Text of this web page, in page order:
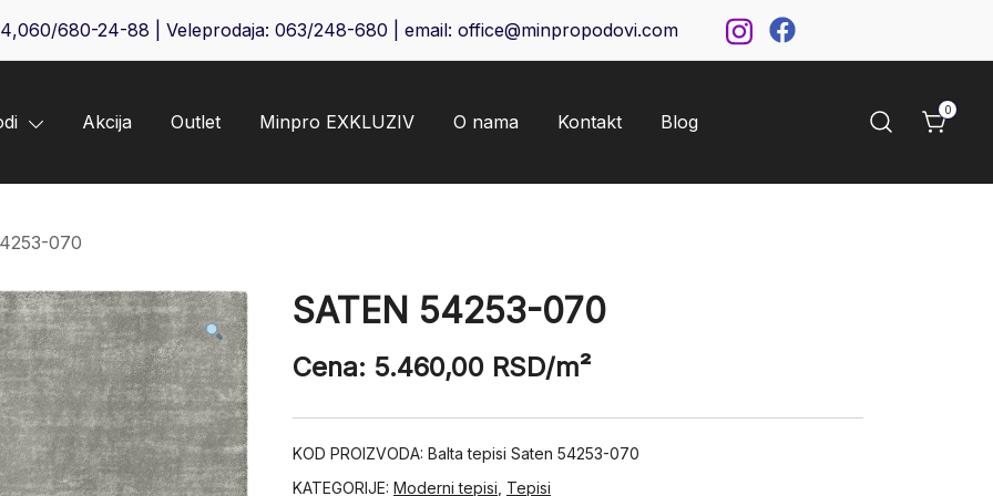
,060/680-24-88 | Veleprodaja: 063/248-680 | email: office@minpropodovi.com
Akcija Outlet Minpro EXKLUZIV O nama Kontakt Blog
0
070
SATEN 54253-070
Cena: 5.460,00 RSD/m²
KOD PROIZVODA: Balta tepisi Saten 54253-070
KATEGORIJE: Moderni tepisi Tepisi